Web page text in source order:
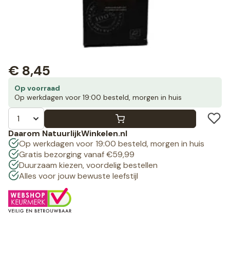
Op voorraad
Op werkdagen voor 19:00 besteld, morgen in huis
€ 8,45
Daarom NatuurlijkWinkelen.nl
Op werkdagen voor 19:00 besteld, morgen in huis
Gratis bezorging vanaf €59,99
Duurzaam kiezen, voordelig bestellen
Alles voor jouw bewuste leefstijl